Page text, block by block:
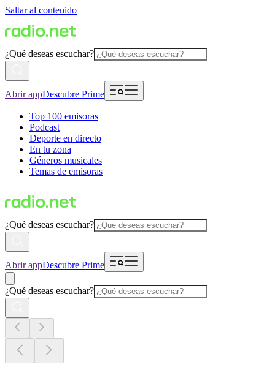
Saltar al contenido
¿Qué deseas escuchar?
Abrir appDescubre Prime
Top 100 emisoras
Podcast
Deporte en directo
En tu zona
Géneros musicales
Temas de emisoras
¿Qué deseas escuchar?
Abrir appDescubre Prime
¿Qué deseas escuchar?